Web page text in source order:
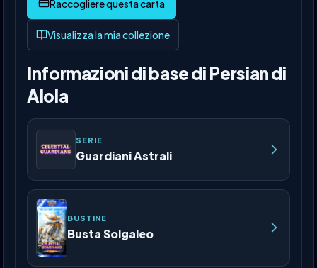
Visualizza la mia collezione
Informazioni di base di Persian di
Alola
SERIE
Guardiani Astrali
BUSTINE
Busta Solgaleo